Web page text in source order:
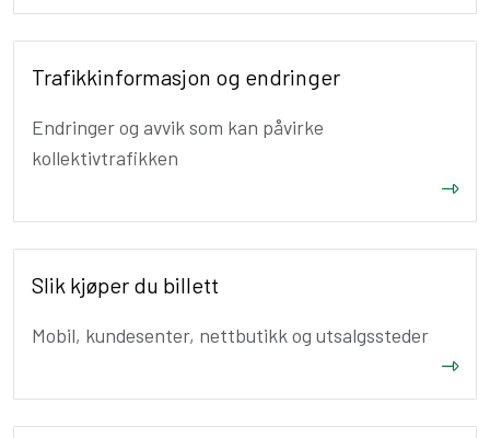
Trafikkinformasjon og endringer
Endringer og avvik som kan påvirke
kollektivtrafikken
Slik kjøper du billett
Mobil, kundesenter, nettbutikk og utsalgssteder